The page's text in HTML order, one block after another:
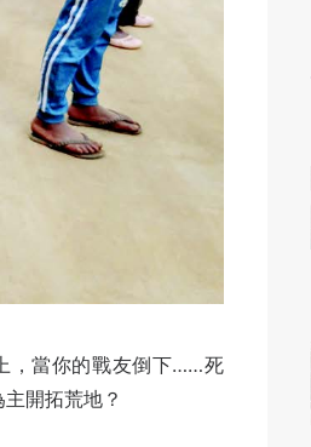
，當你的戰友倒下……死
開拓荒地？